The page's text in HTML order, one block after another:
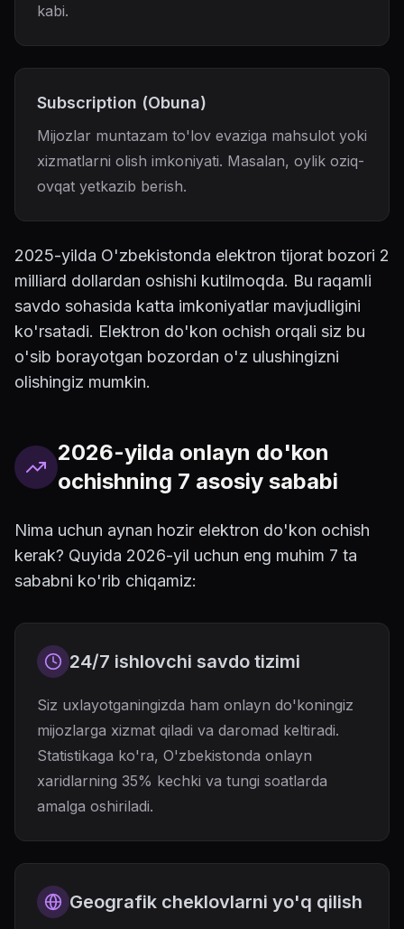
kabi.
Subscription (Obuna)
Mijozlar muntazam to'lov evaziga mahsulot yoki
xizmatlarni olish imkoniyati. Masalan, oylik oziq-
ovqat yetkazib berish.
2025-yilda O'zbekistonda elektron tijorat bozori 2
milliard dollardan oshishi kutilmoqda. Bu raqamli
savdo sohasida katta imkoniyatlar mavjudligini
ko'rsatadi. Elektron do'kon ochish orqali siz bu
o'sib borayotgan bozordan o'z ulushingizni
olishingiz mumkin.
2026-yilda onlayn do'kon
ochishning 7 asosiy sababi
Nima uchun aynan hozir elektron do'kon ochish
kerak? Quyida 2026-yil uchun eng muhim 7 ta
sababni ko'rib chiqamiz:
24/7 ishlovchi savdo tizimi
Siz uxlayotganingizda ham onlayn do'koningiz
mijozlarga xizmat qiladi va daromad keltiradi.
Statistikaga ko'ra, O'zbekistonda onlayn
xaridlarning 35% kechki va tungi soatlarda
amalga oshiriladi.
Geografik cheklovlarni yo'q qilish